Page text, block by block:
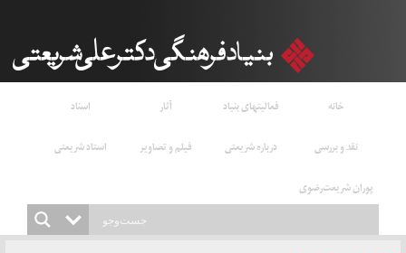
خانه فعالیتهای بنیاد آثار
اسناد
نقد و بررسی
درباره شریعتی فیلم و تصاویر
استاد شریعتی
پوران شریعت‌رضوی